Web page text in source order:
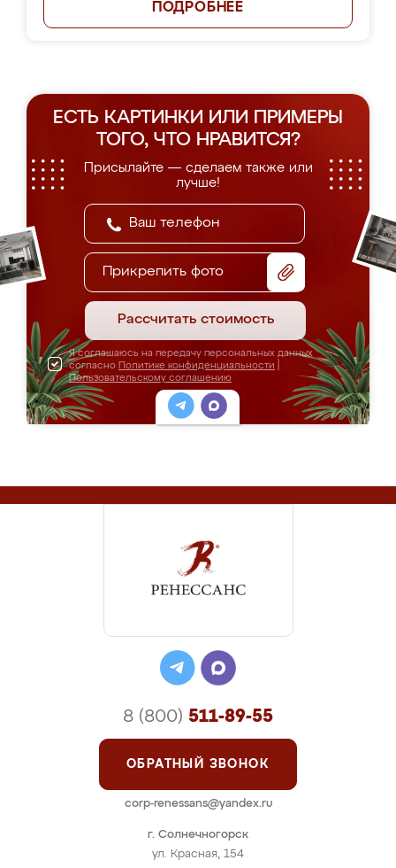
ПОДРОБНЕЕ
ЕСТЬ КАРТИНКИ ИЛИ ПРИМЕРЫ
ТОГО, ЧТО НРАВИТСЯ?
Присылайте — сделаем также или
лучше!
Прикрепить фото
Рассчитать стоимость
Я соглашаюсь на передачу персональных данных
согласно Политике конфиденциальности
Пользовательскому соглашению
г. Солнечногорск
ул. Красная, 154
8 (800) 511-89-55
ОБРАТНЫЙ ЗВОНОК
corp-renessans@yandex.ru